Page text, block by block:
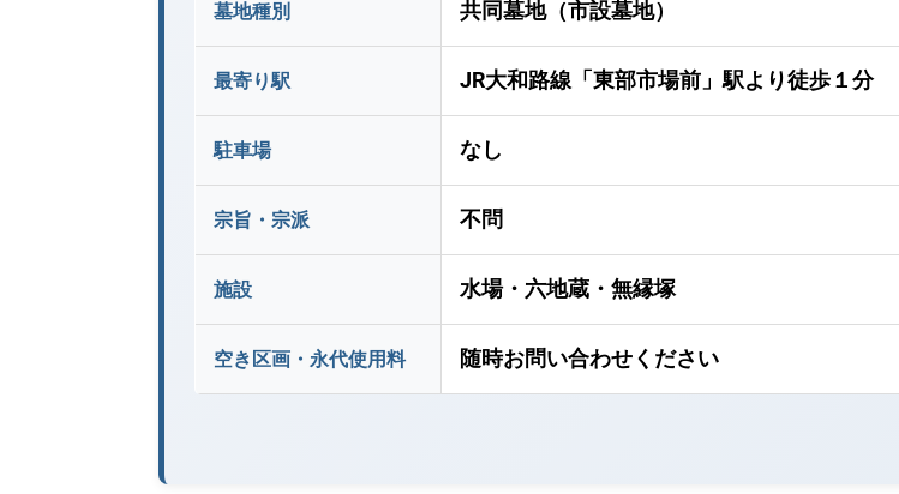
墓地種別 共同墓地（市設墓地）
最寄り駅 JR大和路線「東部市場前」駅より徒歩１分
駐車場 なし
宗旨・宗派 不問
施設 水場・六地蔵・無縁塚
空き区画・永代使用料 随時お問い合わせください